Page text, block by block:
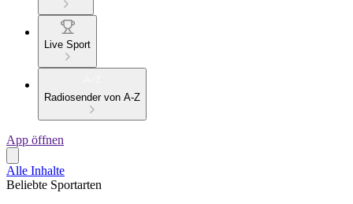
Live Sport
Radiosender von A-Z
App öffnen
Alle Inhalte
Beliebte Sportarten